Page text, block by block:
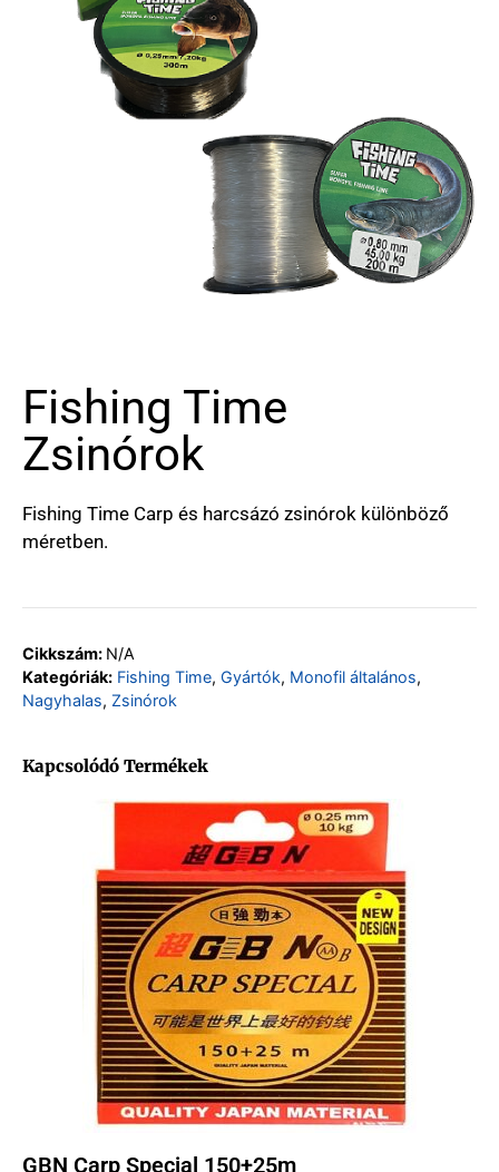
Fishing Time
Zsinórok
Fishing Time Carp és harcsázó zsinórok különböző
méretben.
Cikkszám: N/A
Kategóriák: Fishing Time, Gyártók, Monofil általános,
Nagyhalas, Zsinórok
Kapcsolódó Termékek
GBN Carp Special 150+25m